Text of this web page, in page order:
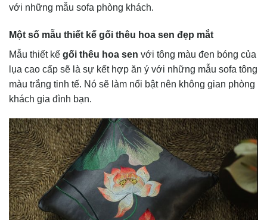
với những mẫu sofa phòng khách.
Một số mẫu thiết kế gối thêu hoa sen đẹp mắt
Mẫu thiết kế gối thêu hoa sen với tông màu đen bóng của
lụa cao cấp sẽ là sự kết hợp ăn ý với những mẫu sofa tông
màu trắng tinh tế. Nó sẽ làm nổi bật nên không gian phòng
khách gia đình bạn.